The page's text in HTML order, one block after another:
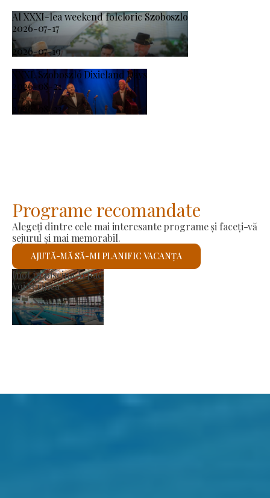
Al XXXI-lea weekend folcloric Szoboszlo
2026-07-17
-
2026-07-19
XXXI. Szoboszló Dixieland Days
2026-08-21
-
2026-08-23
Programe recomandate
Alegeți dintre cele mai interesante programe și faceți-vă
sejurul și mai memorabil.
AJUTĂ-MĂ SĂ-MI PLANIFIC VACANȚA
Piața producătorilor
Voi verifica